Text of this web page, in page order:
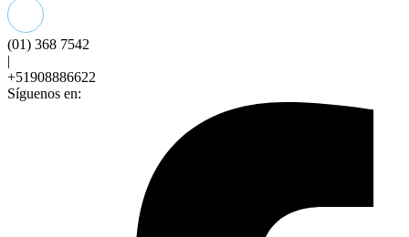
(01) 368 7542
|
+51908886622
Síguenos en: